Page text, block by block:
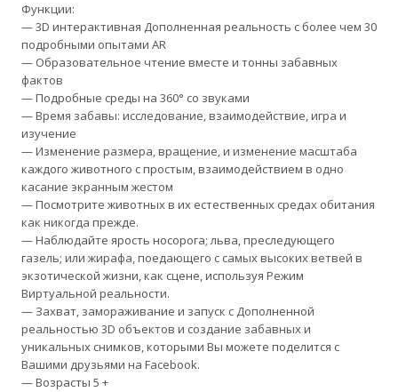
Функции:
— 3D интерактивная Дополненная реальность с более чем 30
подробными опытами AR
— Образовательное чтение вместе и тонны забавных
фактов
— Подробные среды на 360° со звуками
— Время забавы: исследование, взаимодействие, игра и
изучение
— Изменение размера, вращение, и изменение масштаба
каждого животного с простым, взаимодействием в одно
касание экранным жестом
— Посмотрите животных в их естественных средах обитания
как никогда прежде.
— Наблюдайте ярость носорога; льва, преследующего
газель; или жирафа, поедающего с самых высоких ветвей в
экзотической жизни, как сцене, используя Режим
Виртуальной реальности.
— Захват, замораживание и запуск с Дополненной
реальностью 3D объектов и создание забавных и
уникальных снимков, которыми Вы можете поделится с
Вашими друзьями на Facebook.
— Возрасты 5 +